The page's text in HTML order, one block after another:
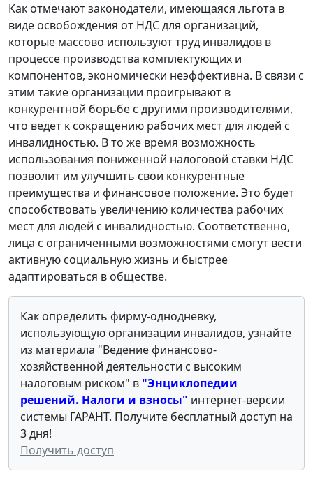
Как отмечают законодатели, имеющаяся льгота в
виде освобождения от НДС для организаций,
которые массово используют труд инвалидов в
процессе производства комплектующих и
компонентов, экономически неэффективна. В связи с
этим такие организации проигрывают в
конкурентной борьбе с другими производителями,
что ведет к сокращению рабочих мест для людей с
инвалидностью. В то же время возможность
использования пониженной налоговой ставки НДС
позволит им улучшить свои конкурентные
преимущества и финансовое положение. Это будет
способствовать увеличению количества рабочих
мест для людей с инвалидностью. Соответственно,
лица с ограниченными возможностями смогут вести
активную социальную жизнь и быстрее
адаптироваться в обществе.
Как определить фирму-однодневку,
использующую организации инвалидов, узнайте
из материала "Ведение финансово-
хозяйственной деятельности с высоким
налоговым риском" в "Энциклопедии
решений. Налоги и взносы" интернет-версии
системы ГАРАНТ. Получите бесплатный доступ на
3 дня!
Получить доступ